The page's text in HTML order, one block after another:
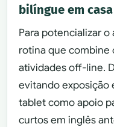
bilíngue em casa
Para potencializar
rotina que combine
atividades off-line.
evitando exposição
tablet como apoio
curtos em inglês